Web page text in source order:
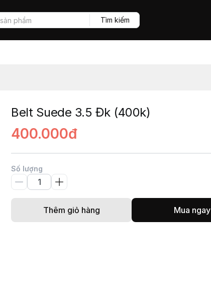
Tìm kiếm
Belt Suede 3.5 Đk (400k)
400.000đ
Số lượng
Thêm giỏ hàng Mua ngay